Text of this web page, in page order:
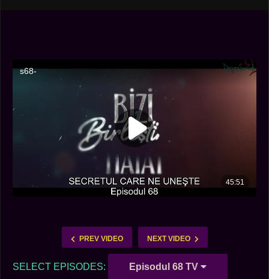
PREV VIDEO NEXT VIDEO
SELECT EPISODES: Episodul 68 TV